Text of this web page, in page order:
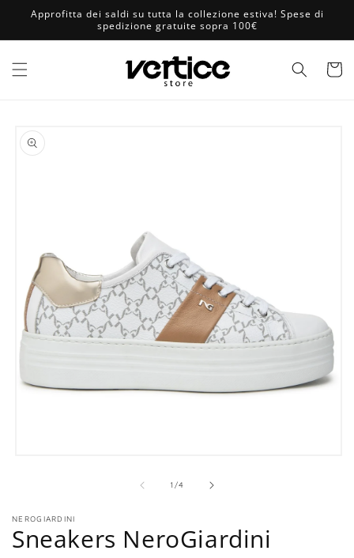
direttamente
Approfitta dei saldi su tutta la collezione estiva! Spese di
spedizione gratuite sopra 100€
Carrello
informazioni
sul prodotto
finestra
modale
1 /su
4
NEROGIARDINI
Sneakers NeroGiardini